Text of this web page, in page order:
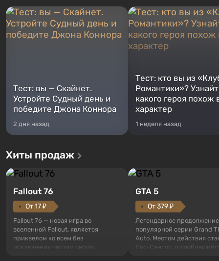
Тест: вы — Скайнет.
Устройте Судный день и
победите Джона Коннора
2 дня назад
Тест: кто вы из
Романтики»?
какого героя похож
характер
1 неделя назад
Хиты продаж
Fallout 76
От 17 ₽
Fallout 76 — новая игра во
вселенной Fallout, является
приквелом ко всем без
исключения частям серии.
GTA 5
От 379 ₽
Легендарное продолжение
популярной серии Grand
Auto. Местом действия
Лос-Сантос,